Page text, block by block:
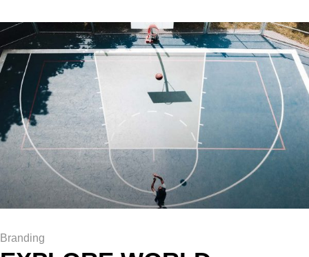
Branding